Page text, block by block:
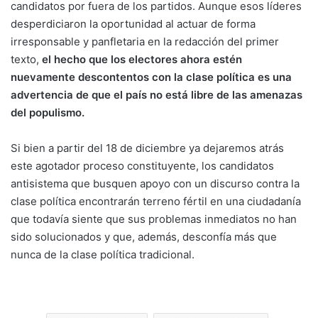
candidatos por fuera de los partidos. Aunque esos líderes
desperdiciaron la oportunidad al actuar de forma
irresponsable y panfletaria en la redacción del primer
texto, el hecho que los electores ahora estén
nuevamente descontentos con la clase política es una
advertencia de que el país no está libre de las amenazas
del populismo.
Si bien a partir del 18 de diciembre ya dejaremos atrás
este agotador proceso constituyente, los candidatos
antisistema que busquen apoyo con un discurso contra la
clase política encontrarán terreno fértil en una ciudadanía
que todavía siente que sus problemas inmediatos no han
sido solucionados y que, además, desconfía más que
nunca de la clase política tradicional.